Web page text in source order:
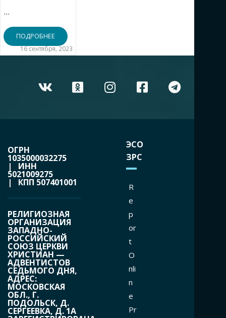
...
ПОДРОБНЕЕ
16 сентября, 2023
ОГРН
1035000032275
| ИНН
5021009275
| КПП 507401001
РЕЛИГИОЗНАЯ
ОРГАНИЗАЦИЯ
ЗАПАДНО-
РОССИЙСКИЙ
СОЮЗ ЦЕРКВИ
ХРИСТИАН —
АДВЕНТИСТОВ
СЕДЬМОГО ДНЯ,
АДРЕС:
МОСКОВСКАЯ
ОБЛ., Г.
ПОДОЛЬСК, Д.
СЕРГЕЕВКА, Д. 1А
ЭСО
ЗРС
R
e
p
or
t
O
nli
n
e
Pr